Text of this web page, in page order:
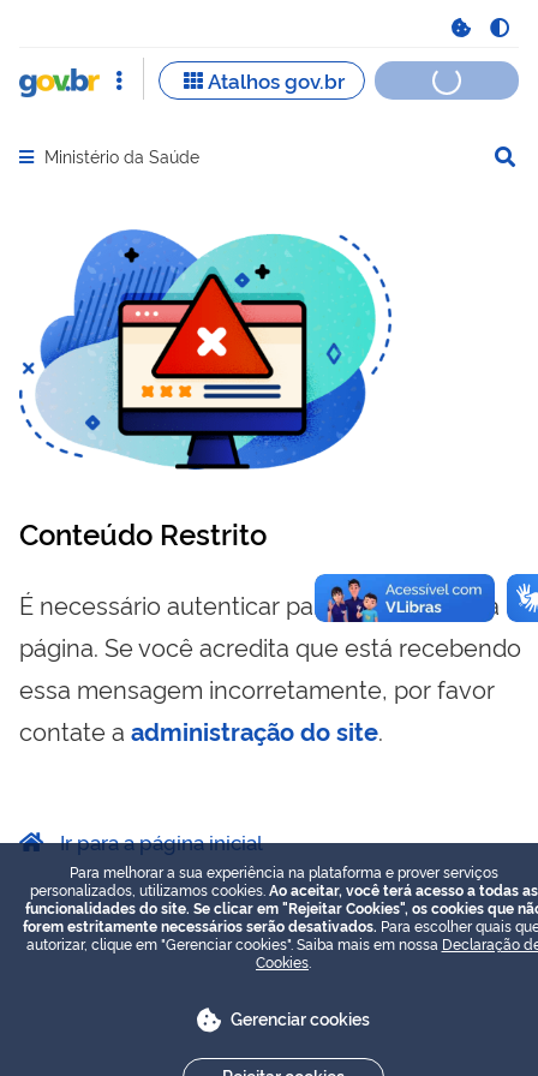
Abrir menu principal de navegação
Ministério da Saúde
Conteúdo Restrito
É necessário autenticar para visualizar essa
página. Se você acredita que está recebendo
essa mensagem incorretamente, por favor
contate a administração do site.
Ir para a página inicial
Para melhorar a sua experiência na plataforma e prover serviços
personalizados, utilizamos cookies. Ao aceitar, você terá acesso a todas as
funcionalidades do site. Se clicar em "Rejeitar Cookies", os cookies que
forem estritamente necessários serão desativados. Para escolher quais
autorizar, clique em "Gerenciar cookies". Saiba mais em nossa Declaração
Cookies
Gerenciar cookies